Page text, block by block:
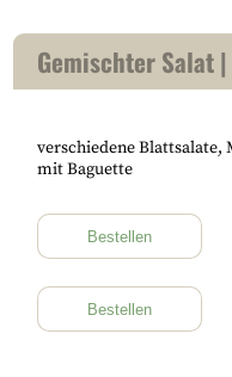
Gemischter Salat
verschiedene Blattsalate,
mit Baguette
Bestellen
Bestellen